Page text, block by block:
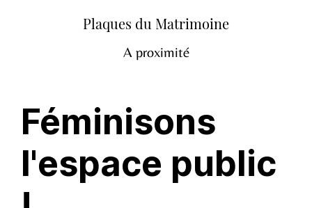
Plaques du Matrimoine
A proximité
Féminisons
l'espace public